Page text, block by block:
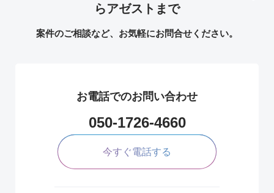
らアゼストまで
案件のご相談など、お気軽にお問合せください。
お電話でのお問い合わせ
050-1726-4660
今すぐ電話する